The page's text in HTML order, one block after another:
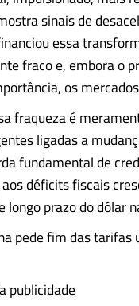
sinais de
essa
fraco e, embora o
os
fraqueza é
ligadas a
fundamental de
déficits fiscais
longo prazo do dólar
pede fim das
publicidade